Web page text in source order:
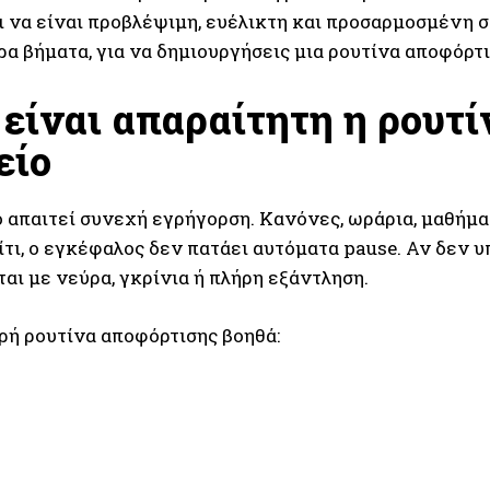
να είναι προβλέψιμη, ευέλικτη και
βήματα, για να δημιουργήσεις μια ρουτίνα
είναι απαραίτητη η
απαιτεί συνεχή εγρήγορση. Κανόνες, ωράρια,
ο εγκέφαλος δεν πατάει αυτόματα pause. Αν δεν
με νεύρα, γκρίνια ή πλήρη εξάντληση.
ρουτίνα αποφόρτισης βοηθά: